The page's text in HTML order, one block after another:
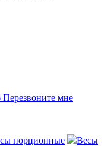
Перезвоните мне
порционные
Весы